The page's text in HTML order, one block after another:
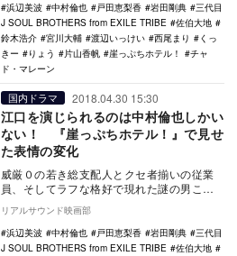
浜辺美波
中村倫也 戸田恵梨香 岩田剛典
三代目
J SOUL BROTHERS from EXILE TRIBE
佐伯大地
鈴木浩介
宮川大輔 渡辺いっけい 西尾まり
くっ
きー
りょう 片山香帆 崖っぷちホテル！
チャ
ド・マレーン
国内ドラマ 2018.04.30 15:30
江口を演じられるのは中村倫也しかい
ない！ 『崖っぷちホテル！』で見せ
た表情の変化
威厳０の若き総支配人とクセ者揃いの従業
員、そしてラフな格好で現れた謎の男こと
現・副支配人、宇海（岩田剛典）が、破産
寸前の老舗ホテ…
リアルサウンド映画部
浜辺美波
中村倫也 戸田恵梨香 岩田剛典
三代目
J SOUL BROTHERS from EXILE TRIBE
佐伯大地